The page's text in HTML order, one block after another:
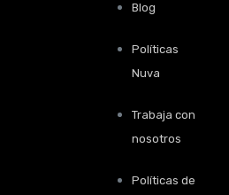
Blog
Políticas
Nuva
Trabaja con
nosotros
Políticas de